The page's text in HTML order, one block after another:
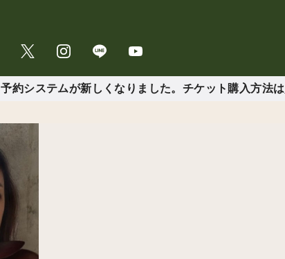
予約システムが新しくなりました。チケット購入方法は